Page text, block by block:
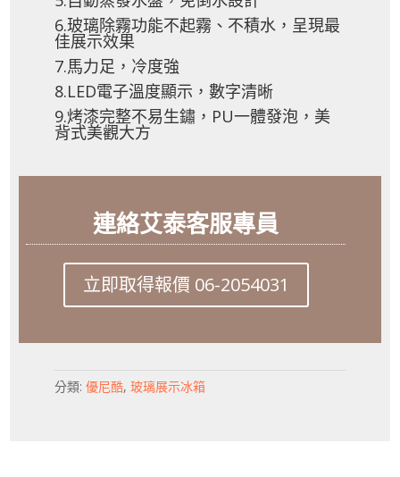
6.玻璃除霧功能不起霧、不積水，呈現最
佳展示效果
7.馬力足，冷度強
8.LED電子溫度顯示，數字清晰
9.烤漆完整不易生鏽，PU一體發泡，美
背式美觀大方
連絡艾泰客服專員
立即取得報價 06-2054031
分類:優尼酷,玻璃展示冰箱